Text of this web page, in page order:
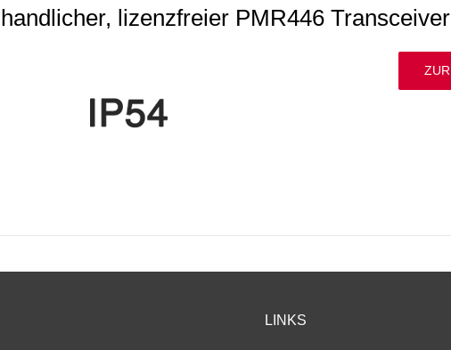
handlicher, lizenzfreier PMR446 Transceiver
LINKS